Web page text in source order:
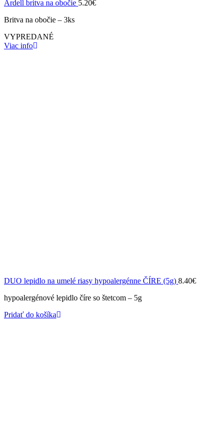
Ardell britva na obočie 5.20€
Britva na obočie – 3ks
VYPREDANÉ
Viac info
DUO lepidlo na umelé riasy hypoalergénne ČÍRE (5g) 8.40€
hypoalergénové lepidlo číre so štetcom – 5g
Pridať do košíka